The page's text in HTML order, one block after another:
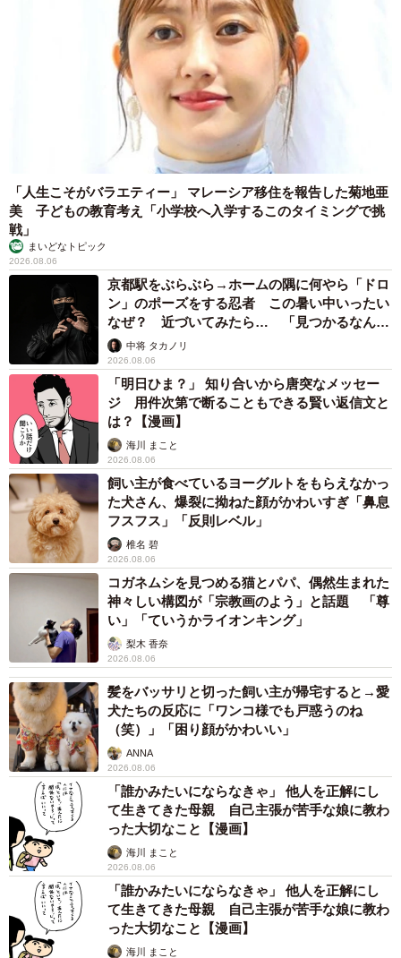
「人生こそがバラエティー」 マレーシア移住を報告した菊地亜
美 子どもの教育考え「小学校へ入学するこのタイミングで挑
戦」
まいどなトピック
2026.08.06
京都駅をぶらぶら→ホームの隅に何やら「ドロ
ン」のポーズをする忍者 この暑い中いったい
なぜ？ 近づいてみたら… 「見つかるなんて
未熟」中将 タカノリ
2026.08.06
「明日ひま？」 知り合いから唐突なメッセー
ジ 用件次第で断ることもできる賢い返信文と
は？【漫画】
海川 まこと
2026.08.06
飼い主が食べているヨーグルトをもらえなかっ
た犬さん、爆裂に拗ねた顔がかわいすぎ「鼻息
フスフス」「反則レベル」
椎名 碧
2026.08.06
コガネムシを見つめる猫とパパ、偶然生まれた
神々しい構図が「宗教画のよう」と話題 「尊
い」「ていうかライオンキング」
梨木 香奈
2026.08.06
髪をバッサリと切った飼い主が帰宅すると→愛
犬たちの反応に「ワンコ様でも戸惑うのね
（笑）」「困り顔がかわいい」
ANNA
2026.08.06
「誰かみたいにならなきゃ」 他人を正解にし
て生きてきた母親 自己主張が苦手な娘に教わ
った大切なこと【漫画】
海川 まこと
2026.08.06
「誰かみたいにならなきゃ」 他人を正解にし
て生きてきた母親 自己主張が苦手な娘に教わ
った大切なこと【漫画】
海川 まこと